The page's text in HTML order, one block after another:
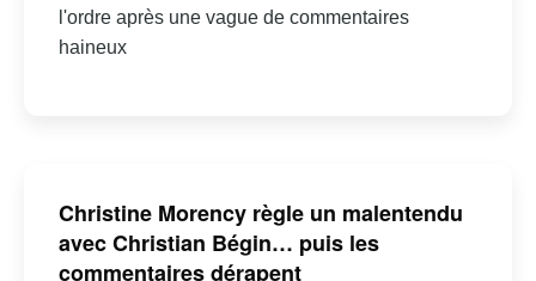
l'ordre après une vague de commentaires
haineux
Christine Morency règle un malentendu
avec Christian Bégin… puis les
commentaires dérapent